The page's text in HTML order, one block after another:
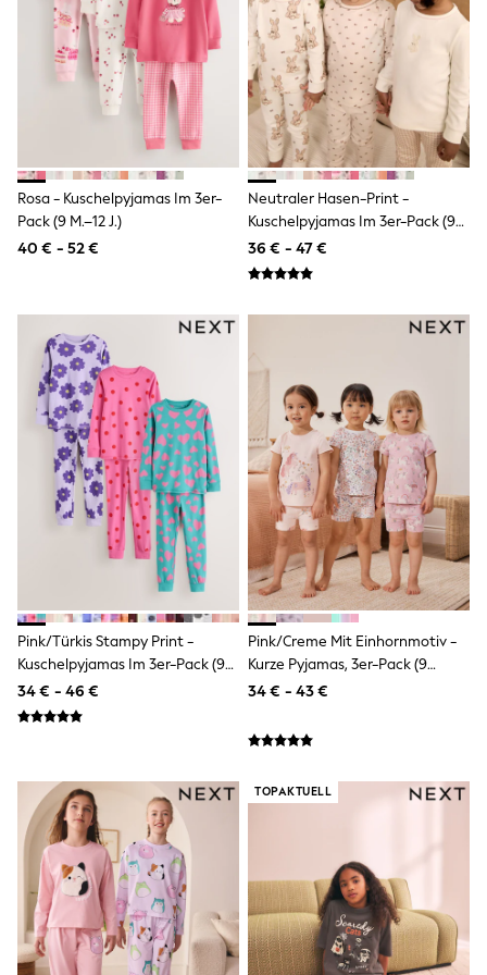
Wellies
Wide Fit
Shoes
All Underwear
Nighties
Pyjamas
Socks & Tights
All Bags & Accessories
Bags
All Occasionwear
All Partywear
Shoes
Cardigans
Skirts
Denim Jackets
Raincoats
Waterproof
Shackets
Puddlesuits
Gilets
Fleeces
Teddy Borg
Puffers
Snowsuits
Disney
Marvel
Paw Patrol
Peppa Pig
Gaming
Trainers
T-Shirts & Vests
Leggings
Swim
Gifts for Children
eVouchers
All Girls Brands
Lipsy Girl
Boden
Rosa - Kuschelpyjamas Im 3er-
Pack (9 M.–12 J.)
40 € - 52 €
Neutraler Hasen-Print -
Kuschelpyjamas Im 3er-Pack (9
M.–12 J.)
36 € - 47 €
Pink/Türkis Stampy Print -
Kuschelpyjamas Im 3er-Pack (9
M.–12 J.)
34 € - 46 €
Pink/Creme Mit Einhornmotiv -
Kurze Pyjamas, 3er-Pack (9
Monate–10 Jahre)
34 € - 43 €
TOPAKTUELL